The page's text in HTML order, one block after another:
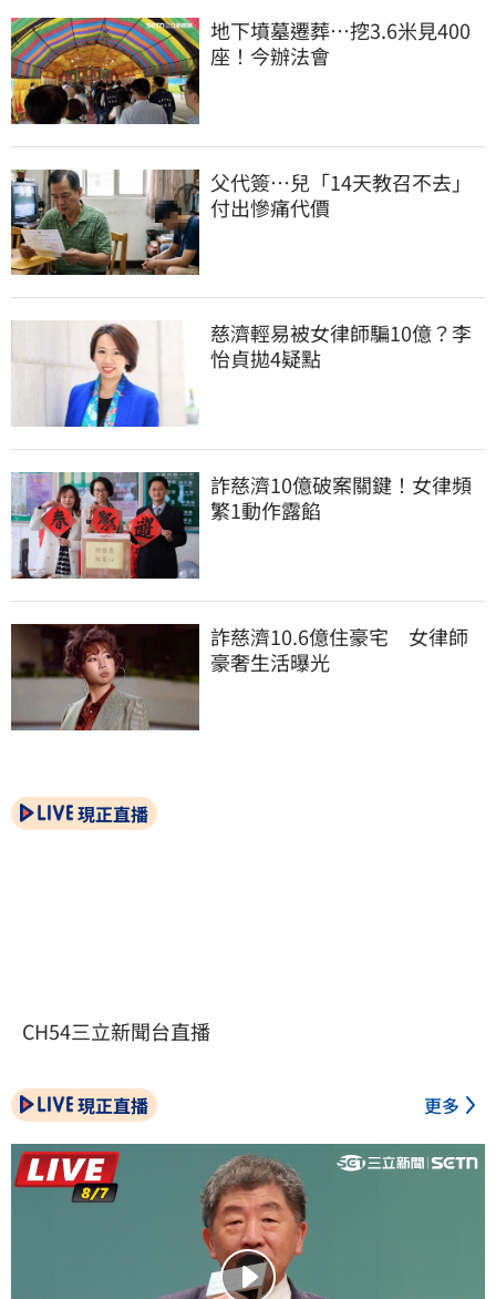
地下墳墓遷葬…挖3.6米見400
座！今辦法會
父代簽…兒「14天教召不去」
付出慘痛代價
慈濟輕易被女律師騙10億？李
怡貞拋4疑點
詐慈濟10億破案關鍵！女律頻
繁1動作露餡
詐慈濟10.6億住豪宅　女律師
豪奢生活曝光
現正直播
CH54三立新聞台直播
現正直播 更多